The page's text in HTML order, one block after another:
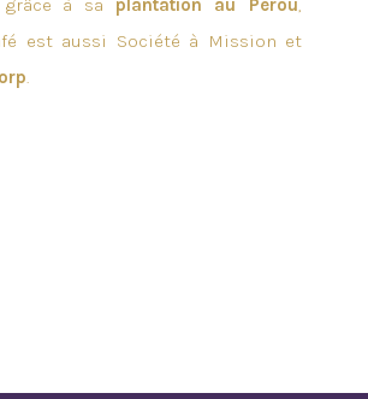
grâce à sa plantation au Pérou,
est aussi Société à Mission et
.